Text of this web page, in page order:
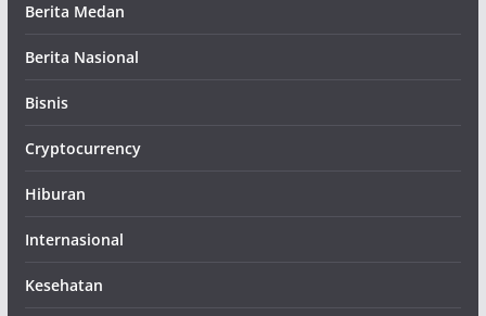
Berita Medan
Berita Nasional
Bisnis
Cryptocurrency
Hiburan
Internasional
Kesehatan